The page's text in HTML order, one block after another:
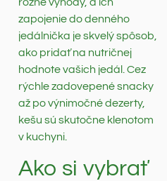
rôzne výhody, a ich
zapojenie do denného
jedálnička je skvelý spôsob,
ako pridať na nutričnej
hodnote vašich jedál. Cez
rýchle zadovepené snacky
až po výnimočné dezerty,
kešu sú skutočne klenotom
v kuchyni.
Ako si vybrať